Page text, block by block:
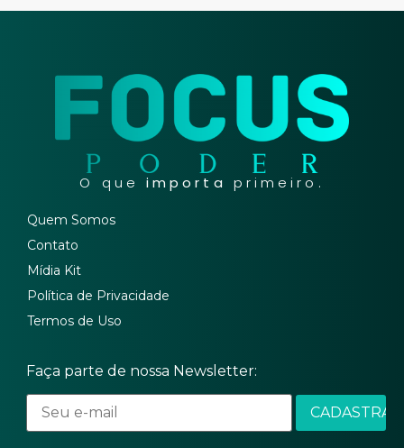
O que importa primeiro.
Quem Somos
Contato
Mídia Kit
Política de Privacidade
Termos de Uso
Faça parte de nossa Newsletter: